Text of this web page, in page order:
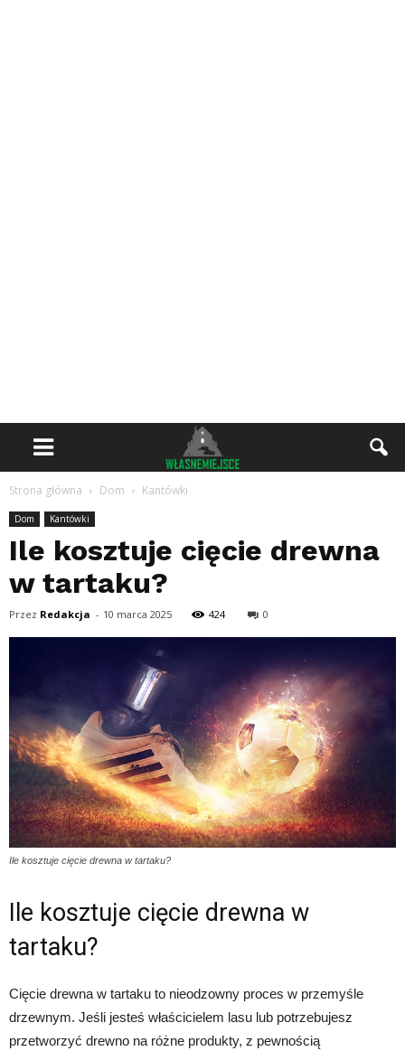
Strona główna Dom Kantówki
Dom Kantówki
Ile kosztuje cięcie drewna
w tartaku?
Przez Redakcja - 10 marca 2025 424 0
Ile kosztuje cięcie drewna w tartaku?
Ile kosztuje cięcie drewna w
tartaku?
Cięcie drewna w tartaku to nieodzowny proces w przemyśle
drzewnym. Jeśli jesteś właścicielem lasu lub potrzebujesz
przetworzyć drewno na różne produkty, z pewnością